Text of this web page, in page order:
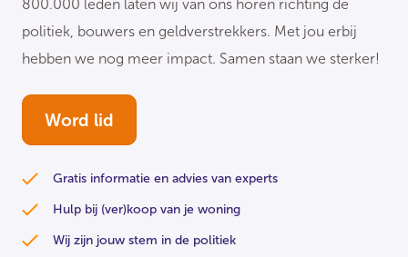
800.000 leden laten wij van ons horen richting de
politiek, bouwers en geldverstrekkers. Met jou erbij
hebben we nog meer impact. Samen staan we sterker!
Word lid
Gratis informatie en advies van experts
Hulp bij (ver)koop van je woning
Wij zijn jouw stem in de politiek